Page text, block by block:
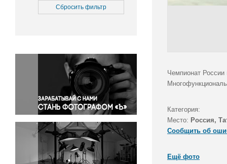
Медицина
Окружающая среда
Политика
Правосудие
Происшествия и конфликты
Религия
Светская жизнь
Спорт
Экология
Экономика и бизнес
Сбросить фильтр
Чемпионат
Категория:
Место: Россия,
Сообщить об
Ещё фото